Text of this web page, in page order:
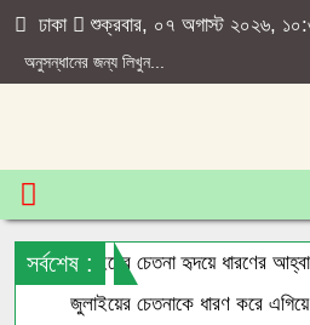
ঢাকা শুক্রবার, ০৭ অগাস্ট ২০২৬,
সর্বশেষ :জুলাইয়ের চেতনা হৃদয়ে ধারণের
জুলাইয়ের চেতনাকে ধারণ করে